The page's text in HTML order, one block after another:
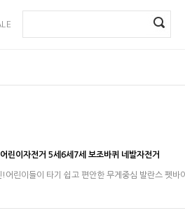
린이자전거 5세6세7세 보조바퀴 네발자전거
린이들이 타기 쉽고 편안한 무게중심 발란스 펫바